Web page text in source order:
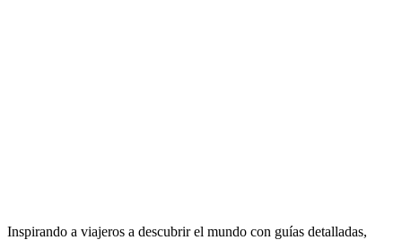
Inspirando a viajeros a descubrir el mundo con guías detalladas,